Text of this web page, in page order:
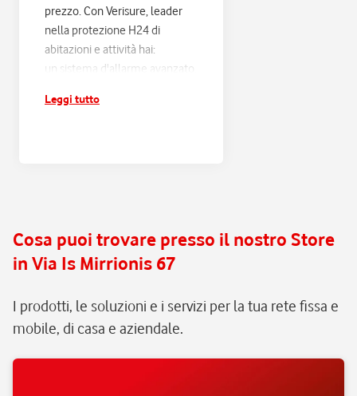
prezzo. Con Verisure, leader
nella protezione H24 di
abitazioni e attività hai:
un sistema d'allarme avanzato,
e connesso alla Centrale
assistenza e manutenzione
continua, senza pensieri.
Leggi tutto
Cosa puoi trovare presso il nostro Store
in Via Is Mirrionis 67
I prodotti, le soluzioni e i servizi per la tua rete fissa e
mobile, di casa e aziendale.